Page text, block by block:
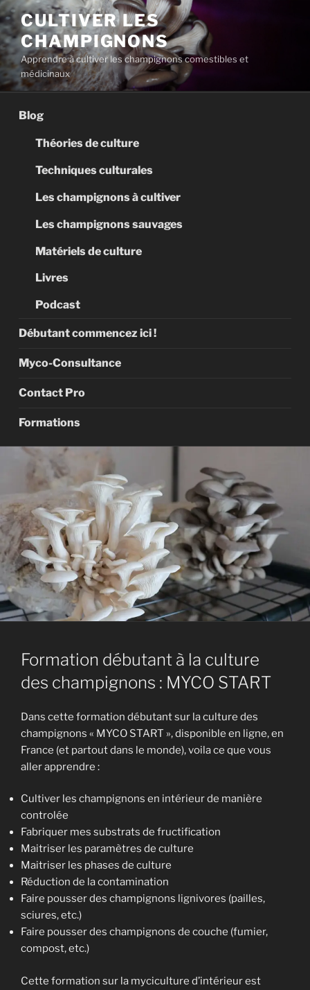
Aller
au
contenu
principal
CULTIVER LES
CHAMPIGNONS
Apprendre à cultiver les champignons comestibles et
médicinaux
Blog
Théories de culture
Techniques culturales
Les champignons à cultiver
Les champignons sauvages
Matériels de culture
Livres
Podcast
Débutant commencez ici !
Myco-Consultance
Contact Pro
Formations
Formation débutant à la culture
des champignons : MYCO START
Dans cette formation débutant sur la culture des
champignons « MYCO START », disponible en ligne, en
France (et partout dans le monde), voila ce que vous
aller apprendre :
Cultiver les champignons en intérieur de manière
controlée
Fabriquer mes substrats de fructification
Maitriser les paramètres de culture
Maitriser les phases de culture
Réduction de la contamination
Faire pousser des champignons lignivores (pailles,
sciures, etc.)
Faire pousser des champignons de couche (fumier,
compost, etc.)
Cette formation sur la myciculture d’intérieur est